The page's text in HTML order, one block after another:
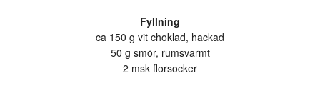
Fyllning
ca 150 g vit choklad, hackad
50 g smör, rumsvarmt
2 msk florsocker